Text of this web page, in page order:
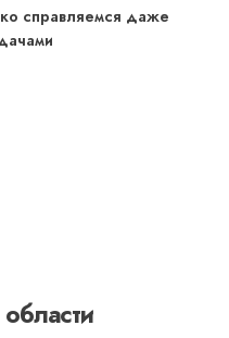
справляемся даже